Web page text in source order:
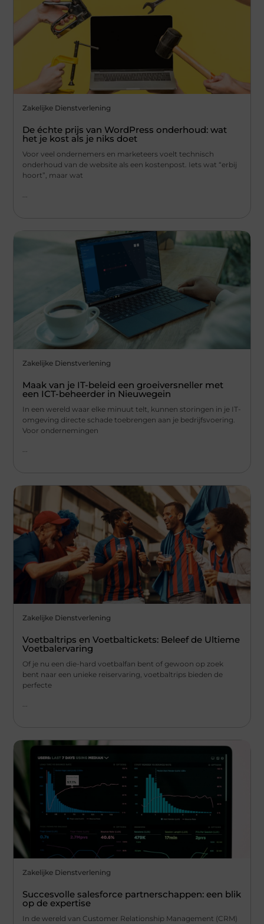
Zakelijke Dienstverlening
De échte prijs van WordPress onderhoud: wat
het je kost als je niks doet
Voor veel ondernemers en marketeers voelt technisch
onderhoud van de website als een kostenpost. Iets wat “erbij
hoort”, maar wat
Zakelijke Dienstverlening
Maak van je IT-beleid een groeiversneller met
een ICT-beheerder in Nieuwegein
In een wereld waar elke minuut telt, kunnen storingen in je IT-
omgeving directe schade toebrengen aan je bedrijfsvoering.
Voor ondernemingen
...
Zakelijke Dienstverlening
Voetbaltrips en Voetbaltickets: Beleef de Ultieme
Voetbalervaring
Of je nu een die-hard voetbalfan bent of gewoon op zoek
bent naar een unieke reiservaring, voetbaltrips bieden de
perfecte
...
Zakelijke Dienstverlening
Succesvolle salesforce partnerschappen: een blik
op de expertise
In de wereld van Customer Relationship Management (CRM)